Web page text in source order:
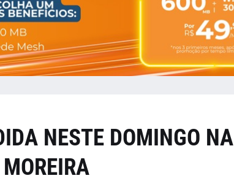
NESTE DOMINGO NA